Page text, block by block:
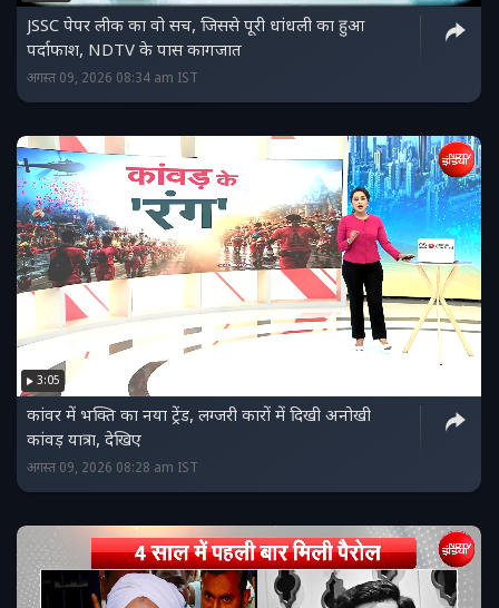
JSSC पेपर लीक का वो सच, जिससे पूरी धांधली का हुआ
पर्दाफाश, NDTV के पास कागजात
अगस्त 09, 2026 08:34 am IST
3:05
कांवर में भक्ति का नया ट्रेंड, लग्जरी कारों में दिखी अनोखी
कांवड़ यात्रा, देखिए
अगस्त 09, 2026 08:28 am IST